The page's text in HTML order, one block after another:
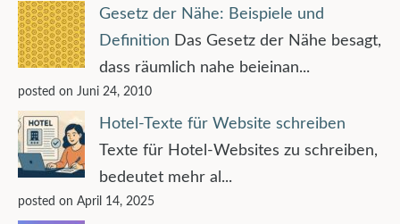
Gesetz der Nähe: Beispiele und
Definition Das Gesetz der Nähe besagt,
dass räumlich nahe beieinan...
posted on Juni 24, 2010
Hotel-Texte für Website schreiben
Texte für Hotel-Websites zu schreiben,
bedeutet mehr al...
posted on April 14, 2025